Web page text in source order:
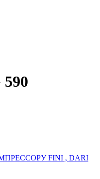
FINI , DARI